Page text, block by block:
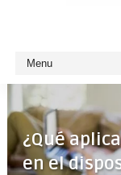
¿Qué
en el